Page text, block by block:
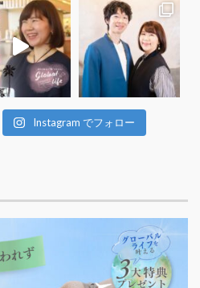
Instagram でフォロー